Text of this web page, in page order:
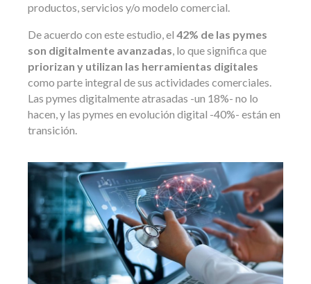
productos, servicios y/o modelo comercial.
De acuerdo con este estudio, el 42% de las pymes
son digitalmente avanzadas, lo que significa que
priorizan y utilizan las herramientas digitales
como parte integral de sus actividades comerciales.
Las pymes digitalmente atrasadas -un 18%- no lo
hacen, y las pymes en evolución digital -40%- están en
transición.